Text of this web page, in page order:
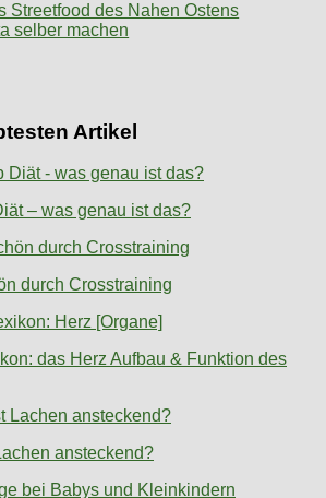
Streetfood des Nahen Ostens
selber machen
Artikel
– was genau ist das?
durch Crosstraining
das Herz Aufbau & Funktion des
ansteckend?